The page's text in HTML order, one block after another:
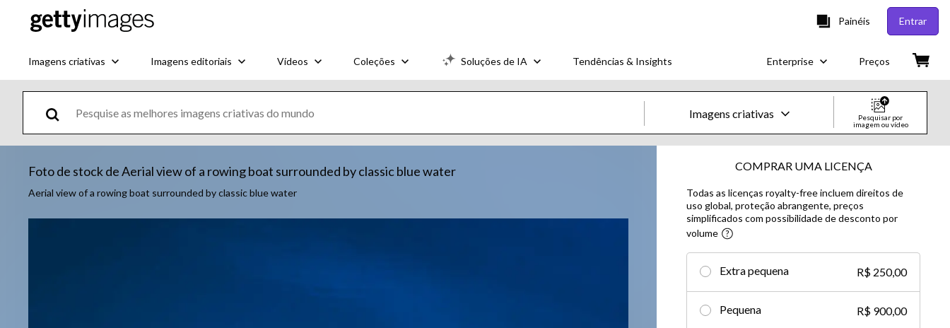
Painéis Entrar
Imagens criativas Imagens editoriais Vídeos Coleções Soluções de IA Tendências & Insights Enterprise Preços
Imagens criativas
Imagens
Imagens criativas
Vídeos criativos
Pesquisar por
imagem ou vídeo
Foto de stock de Aerial view of a rowing boat surrounded by classic blue water
Aerial view of a rowing boat surrounded by classic blue water
COMPRAR UMA LICENÇA
Todas as licenças royalty-free incluem direitos de
uso global, proteção abrangente, preços
simplificados com possibilidade de desconto por
volume​
Extra pequena R$ 250,00
Pequena R$ 900,00